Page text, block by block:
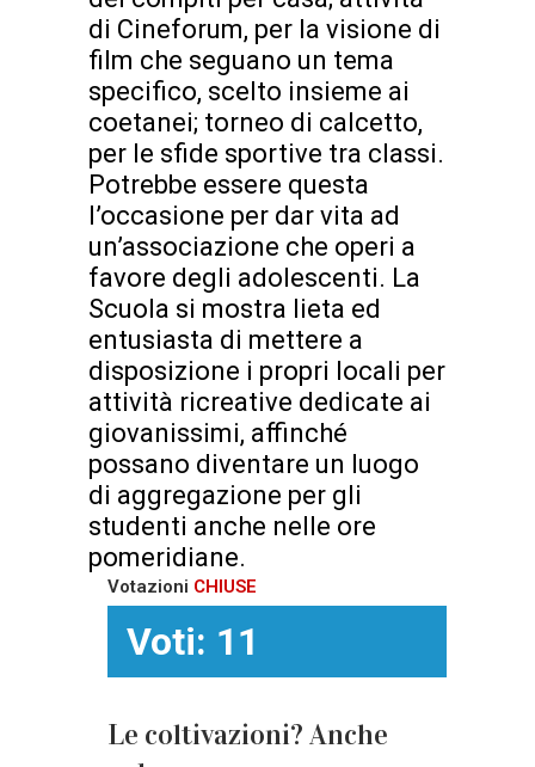
di Cineforum, per la visione di
film che seguano un tema
specifico, scelto insieme ai
coetanei; torneo di calcetto,
per le sfide sportive tra classi.
Potrebbe essere questa
l’occasione per dar vita ad
un’associazione che operi a
favore degli adolescenti. La
Scuola si mostra lieta ed
entusiasta di mettere a
disposizione i propri locali per
attività ricreative dedicate ai
giovanissimi, affinché
possano diventare un luogo
di aggregazione per gli
studenti anche nelle ore
pomeridiane.
Votazioni CHIUSE
Voti: 11
Le coltivazioni? Anche